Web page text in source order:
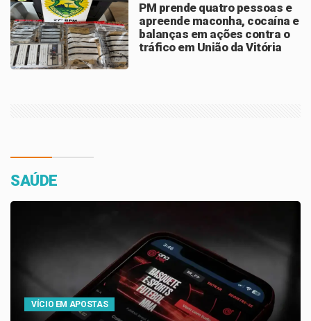
PM prende quatro pessoas e
apreende maconha, cocaína e
balanças em ações contra o
tráfico em União da Vitória
SAÚDE
VÍCIO EM APOSTAS